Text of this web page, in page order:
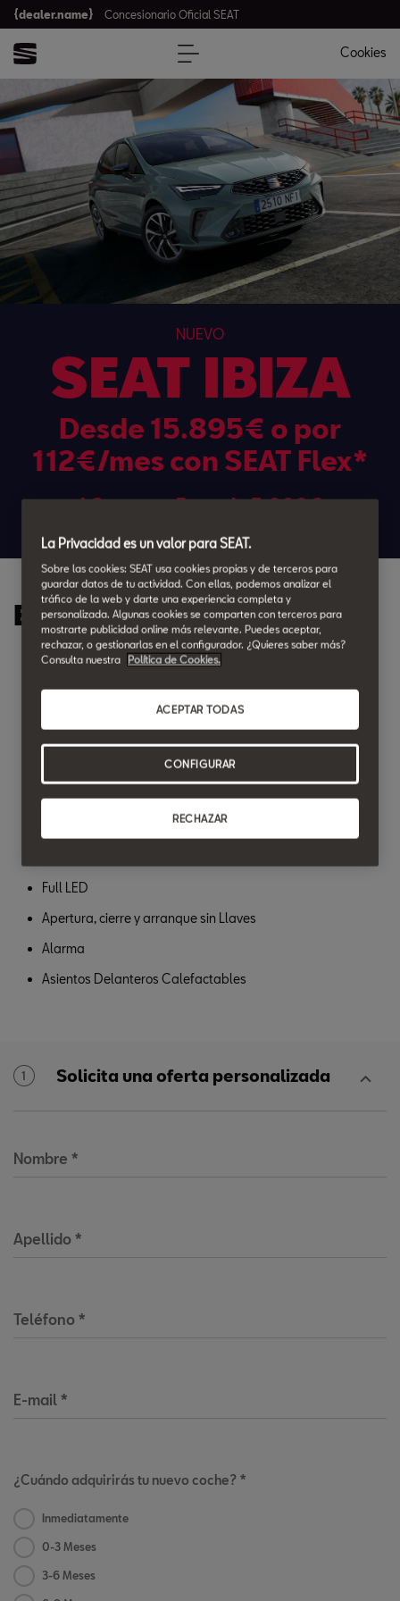
{dealer.name} Concesionario Oficial SEAT
Cookies
NUEVO
SEAT IBIZA
Desde 15.895€ o por
112€/mes con SEAT Flex*
48 cuotas. Entrada 5.000€
Equipamiento destacado:
Llantas Design de 16"
Vision Plus Pack
Cámara de Visión Trasera
Full LED
Apertura, cierre y arranque sin Llaves
Alarma
Asientos Delanteros Calefactables
1 Solicita una oferta personalizada
Nombre *
Apellido *
Teléfono *
E-mail *
¿Cuándo adquirirás tu nuevo coche? *
Inmediatamente
0-3 Meses
3-6 Meses
La Privacidad es un valor para SEAT.
Sobre las cookies: SEAT usa cookies propias y de terceros para
guardar datos de tu actividad. Con ellas, podemos analizar el
tráfico de la web y darte una experiencia completa y
personalizada. Algunas cookies se comparten con terceros para
mostrarte publicidad online más relevante. Puedes aceptar,
rechazar, o gestionarlas en el configurador. ¿Quieres saber más?
Consulta nuestra
Política de Cookies.
RECHAZAR
ACEPTAR TODAS
CONFIGURAR